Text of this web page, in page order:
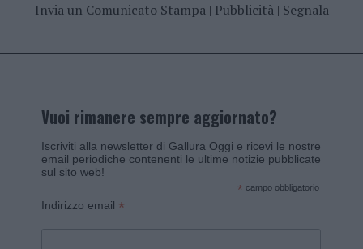
Invia un Comunicato Stampa| Pubblicità| Segnala
Vuoi rimanere sempre aggiornato?
Iscriviti alla newsletter di Gallura Oggi e ricevi le nostre
email periodiche contenenti le ultime notizie pubblicate
sul sito web!
* campo obbligatorio
Indirizzo email *